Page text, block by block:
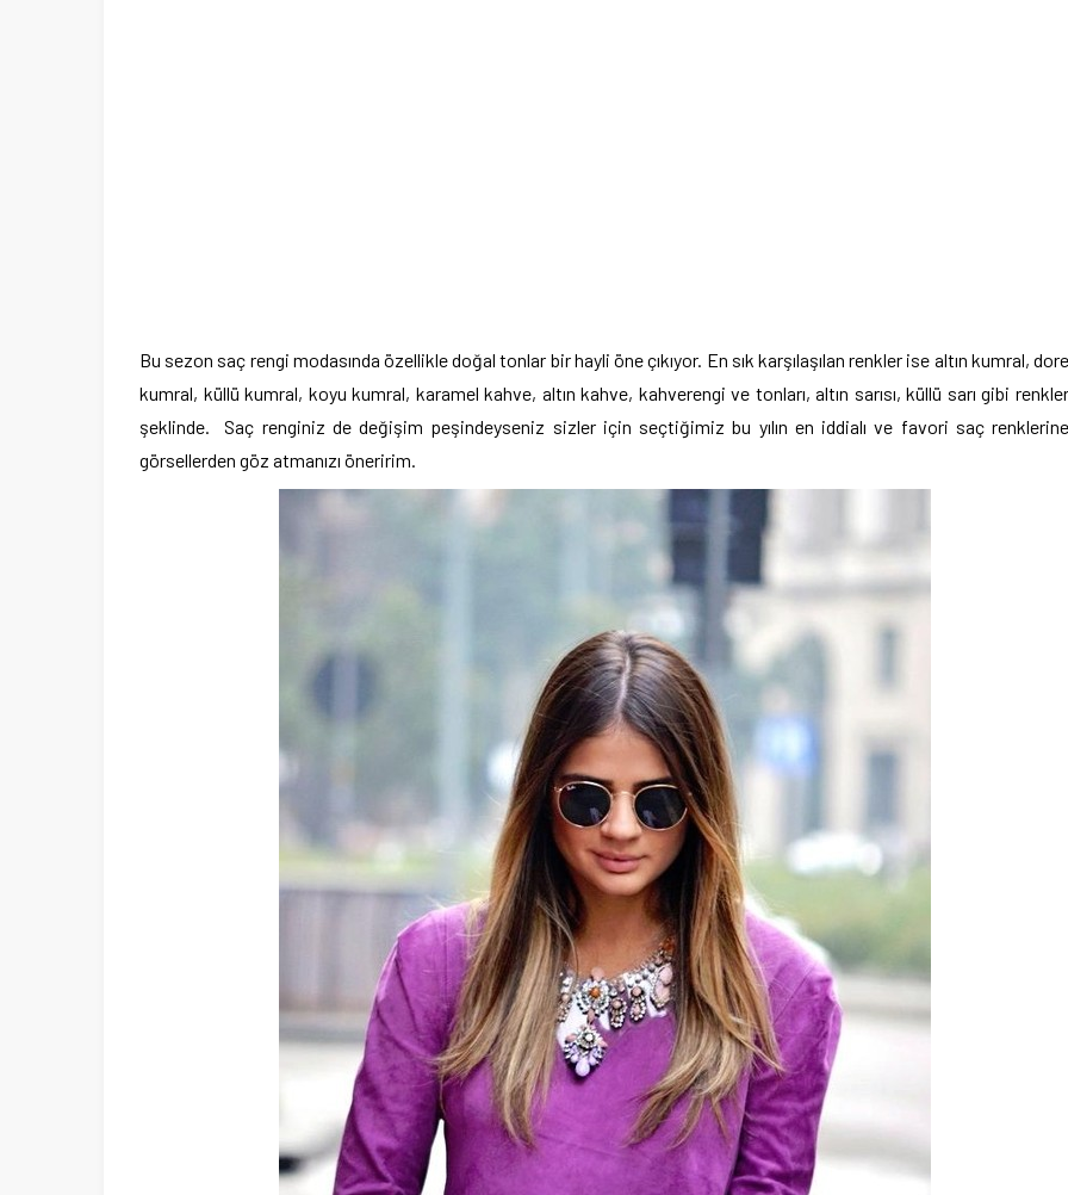
Bu sezon saç rengi modasında özellikle doğal tonlar bir hayli öne çıkıyor. En sık karşılaşılan renkler ise altın kumral, dore
kumral, küllü kumral, koyu kumral, karamel kahve, altın kahve, kahverengi ve tonları, altın sarısı, küllü sarı gibi renkler
şeklinde. Saç renginiz de değişim peşindeyseniz sizler için seçtiğimiz bu yılın en iddialı ve favori saç renklerine
görsellerden göz atmanızı öneririm.